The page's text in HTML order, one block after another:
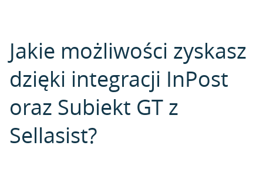
Jakie możliwości zyskasz
dzięki integracji InPost
oraz Subiekt GT z
Sellasist?